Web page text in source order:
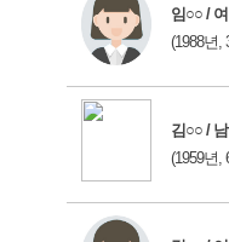
임○○ / 여
(1988년,
김○○ / 남
(1959년,